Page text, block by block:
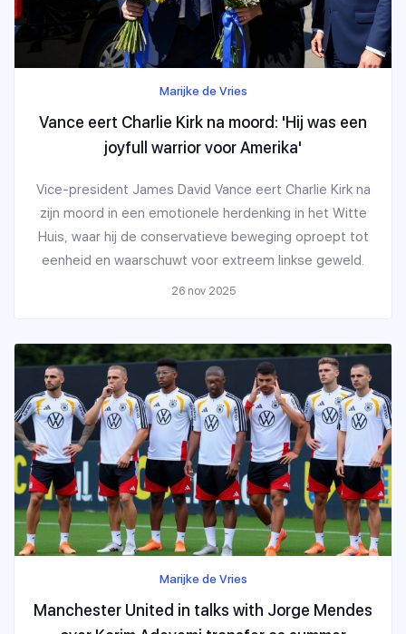
Marijke de Vries
Vance eert Charlie Kirk na moord: 'Hij was een
joyfull warrior voor Amerika'
Vice-president James David Vance eert Charlie Kirk na
zijn moord in een emotionele herdenking in het Witte
Huis, waar hij de conservatieve beweging oproept tot
eenheid en waarschuwt voor extreem linkse geweld.
26 nov 2025
Marijke de Vries
Manchester United in talks with Jorge Mendes